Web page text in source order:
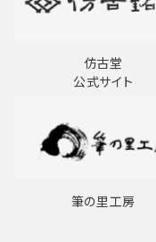
仿古堂
公式サイト
筆の里工房